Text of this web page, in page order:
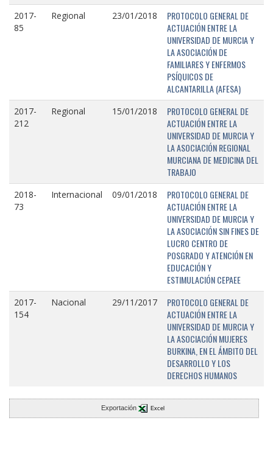
2017-
85
Regional 23/01/2018
PROTOCOLO GENERAL DE
ACTUACIÓN ENTRE LA
UNIVERSIDAD DE MURCIA Y
LA ASOCIACIÓN DE
FAMILIARES Y ENFERMOS
PSÍQUICOS DE
ALCANTARILLA (AFESA)
2017-
212
Regional 15/01/2018
PROTOCOLO GENERAL DE
ACTUACIÓN ENTRE LA
UNIVERSIDAD DE MURCIA Y
LA ASOCIACIÓN REGIONAL
MURCIANA DE MEDICINA DEL
TRABAJO
2018-
73
Internacional 09/01/2018
PROTOCOLO GENERAL DE
ACTUACIÓN ENTRE LA
UNIVERSIDAD DE MURCIA Y
LA ASOCIACIÓN SIN FINES DE
LUCRO CENTRO DE
POSGRADO Y ATENCIÓN EN
EDUCACIÓN Y
ESTIMULACIÓN CEPAEE
2017-
154
Nacional 29/11/2017
PROTOCOLO GENERAL DE
ACTUACIÓN ENTRE LA
UNIVERSIDAD DE MURCIA Y
LA ASOCIACIÓN MUJERES
BURKINA, EN EL ÁMBITO DEL
DESARROLLO Y LOS
DERECHOS HUMANOS
Exportación Excel